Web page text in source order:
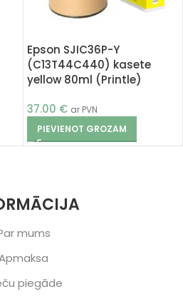
Epson SJIC36P-Y
(C13T44C440) kasete
yellow 80ml (Printle)
37.00 € ar PVN
PIEVIENOT GROZAM
mums
piegāde